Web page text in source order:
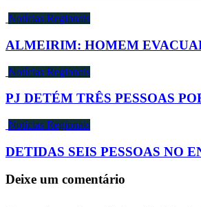
Notícias Regionais
ALMEIRIM: HOMEM
Notícias Regionais
PJ DETÉM TRÊS PESSOAS
Notícias Regionais
DETIDAS SEIS PESSOAS NO
Deixe um comentário